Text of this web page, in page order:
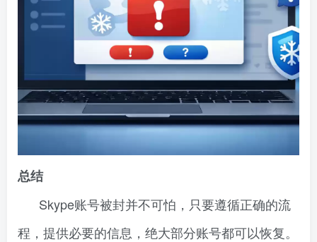
总结
Skype账号被封并不可怕，只要遵循正确的流
程，提供必要的信息，绝大部分账号都可以恢复。